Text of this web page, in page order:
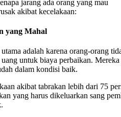
jarang ada orang yang mau
akibat kecelakaan:
yang Mahal
adalah karena orang-orang
untuk biaya perbaikan. Mereka
dalam kondisi baik.
akibat tabrakan lebih dari 75
yang harus dikeluarkan sang